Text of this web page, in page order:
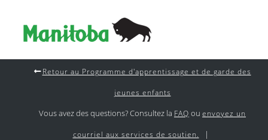
Retour au Programme d'apprentissage et de garde des
jeunes enfants
Vous avez des questions? Consultez la FAQ ou envoyez un
courriel aux services de soutien. |